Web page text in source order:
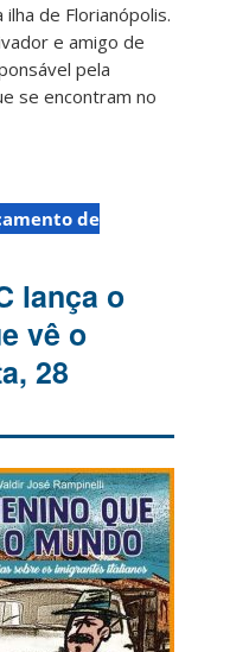
de Florianópolis.
e amigo de
pela
se encontram no
de
lança o
vê o
28